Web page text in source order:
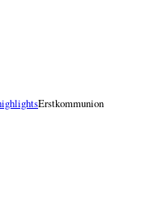
Erstkommunion